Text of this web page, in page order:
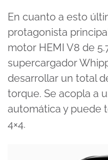
En cuanto a esto
protagonista
motor HEMI V8 de
supercargador
desarrollar un total
torque. Se acopla a
automática y puede
4×4.